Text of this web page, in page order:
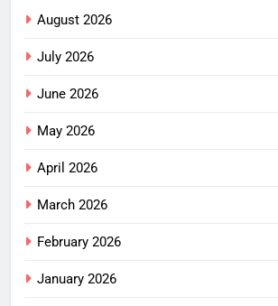
August 2026
July 2026
June 2026
May 2026
April 2026
March 2026
February 2026
January 2026